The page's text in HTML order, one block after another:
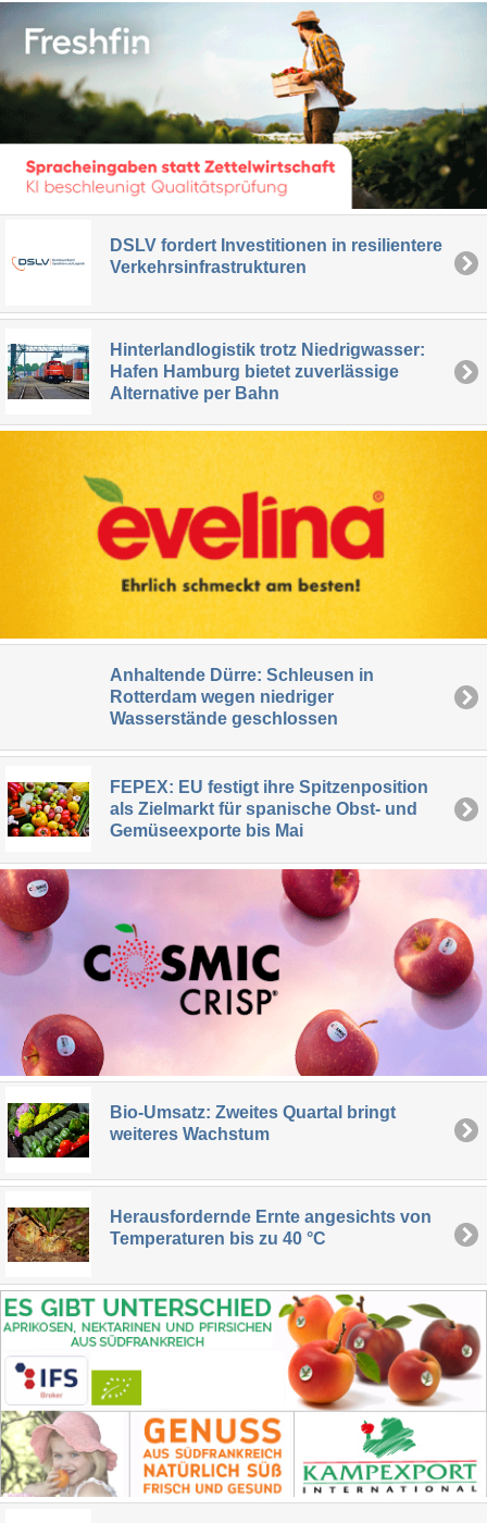
DSLV fordert Investitionen in resilientere
Verkehrsinfrastrukturen
Hinterlandlogistik trotz Niedrigwasser:
Hafen Hamburg bietet zuverlässige
Alternative per Bahn
Anhaltende Dürre: Schleusen in
Rotterdam wegen niedriger
Wasserstände geschlossen
FEPEX: EU festigt ihre Spitzenposition
als Zielmarkt für spanische Obst- und
Gemüseexporte bis Mai
Bio-Umsatz: Zweites Quartal bringt
weiteres Wachstum
Herausfordernde Ernte angesichts von
Temperaturen bis zu 40 °C